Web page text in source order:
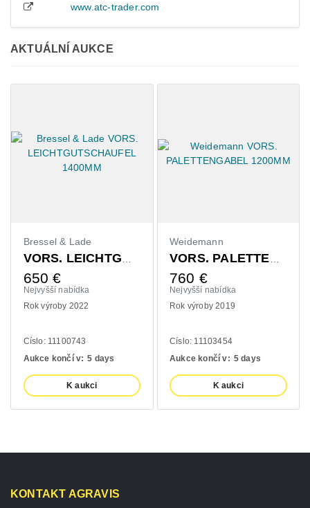
www.atc-trader.com
AKTUÁLNÍ AUKCE
Bressel & Lade
VORS. LEICHTGUTSCHAUFEL 1400MM
650 €
Nejvyšší nabídka
Rok výroby 2022
Císlo: 11100743
Aukce končí v: 5 days
K aukci
Weidemann
VORS. PALETTENGABEL 1200MM
760 €
Nejvyšší nabídka
Rok výroby 2019
Císlo: 11103454
Aukce končí v: 5 days
K aukci
KONTAKT AGRAVIS